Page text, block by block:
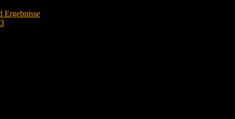
Ergebnisse